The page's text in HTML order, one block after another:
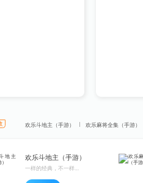
欢乐斗地主（手游） 欢乐麻将全集（手游）
欢乐斗地主（手游）
一样的经典，不一样的体验